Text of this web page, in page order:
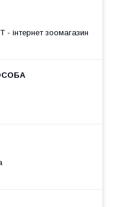
- інтернет зоомагазин